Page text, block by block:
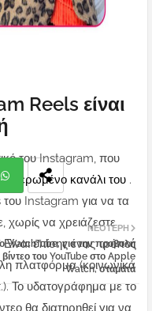
Reels είναι
του Instagram, που
αφιερωμένο κανάλι του .
Instagram για να τα
χωρίς να χρειάζεστε
επίσης ένας τρόπος
πλατφόρμα (κοινωνικά
Το υδατογράφημα με το
θα διατηρηθεί για να
ΝΕΌΤΕΡΗ
WatchTube, για την προβολή
βίντεο του YouTube στο Apple
Watch, σταματά